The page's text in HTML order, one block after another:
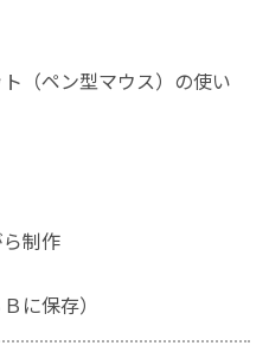
（ペン型マウス）の使い
制作
に保存）